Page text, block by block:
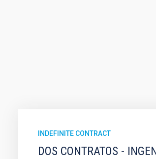
INDEFINITE CONTRACT
DOS CONTRATOS -